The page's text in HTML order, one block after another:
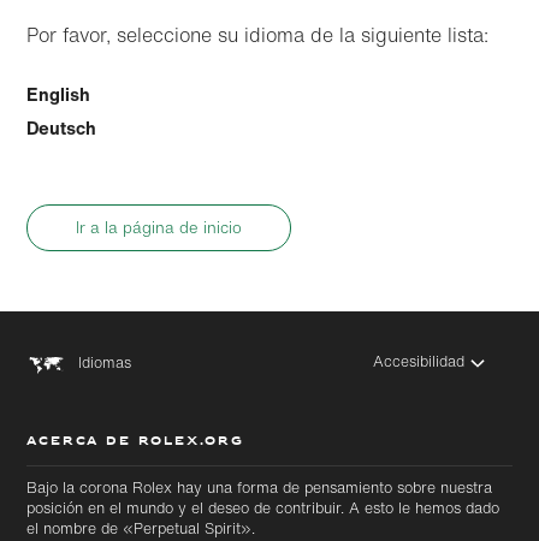
Por favor, seleccione su idioma de la siguiente lista:
English
Deutsch
Ir a la página de inicio
Idiomas Accesibilidad
ACERCA DE ROLEX.ORG
Bajo la corona Rolex hay una forma de pensamiento sobre nuestra
posición en el mundo y el deseo de contribuir. A esto le hemos dado
el nombre de «Perpetual Spirit».